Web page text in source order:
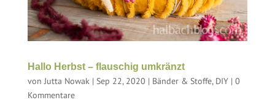
Hallo Herbst – flauschig umkränzt
vonJutta Nowak| Sep 22, 2020 | Bänder & Stoffe, DIY| 0
Kommentare